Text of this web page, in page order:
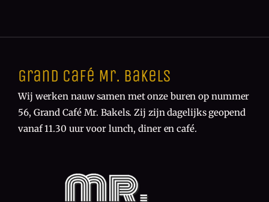
Grand Café Mr. Bakels
Wij werken nauw samen met onze buren op nummer
56, Grand Café Mr. Bakels. Zij zijn dagelijks geopend
vanaf 11.30 uur voor lunch, diner en café.